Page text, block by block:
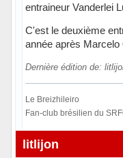
entraineur Vanderlei
C'est le deuxième
année après Marcelo
Dernière édition de:
Le Breizhileiro
Fan-club brésilien du
Hors ligne
litlijon